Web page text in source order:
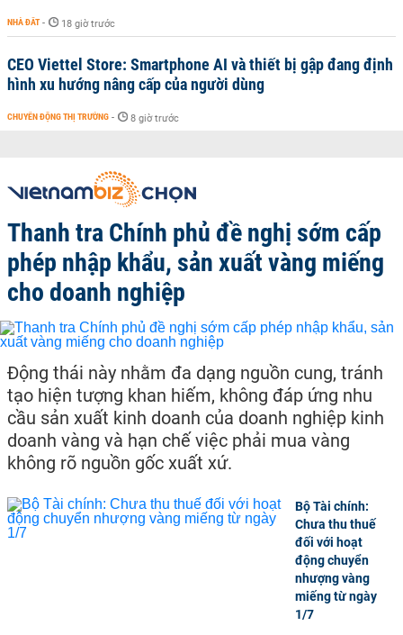
NHÀ ĐẤT - 18 giờ trước
CEO Viettel Store: Smartphone AI và thiết bị gập đang định
hình xu hướng nâng cấp của người dùng
CHUYỂN ĐỘNG THỊ TRƯỜNG - 8 giờ trước
Thanh tra Chính phủ đề nghị sớm cấp
phép nhập khẩu, sản xuất vàng miếng
cho doanh nghiệp
Động thái này nhằm đa dạng nguồn cung, tránh
tạo hiện tượng khan hiếm, không đáp ứng nhu
cầu sản xuất kinh doanh của doanh nghiệp kinh
doanh vàng và hạn chế việc phải mua vàng
không rõ nguồn gốc xuất xứ.
Bộ Tài chính:
Chưa thu thuế
đối với hoạt
động chuyển
nhượng vàng
miếng từ ngày
1/7